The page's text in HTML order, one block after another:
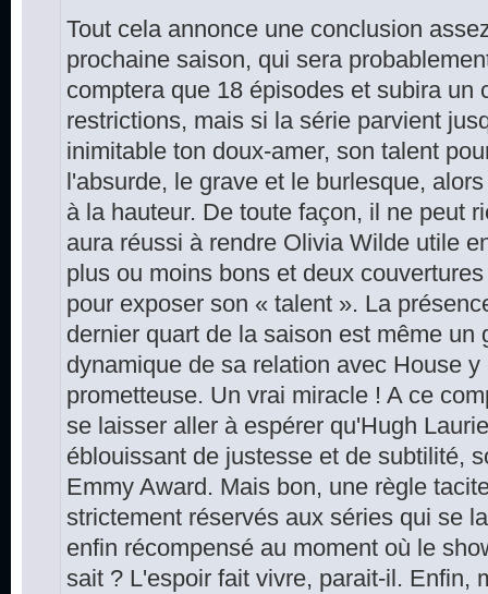
Tout cela annonce une conclusion
prochaine saison, qui sera
comptera que 18 épisodes et subira un
restrictions, mais si la série parvient
inimitable ton doux-amer, son talent
l'absurde, le grave et le burlesque,
à la hauteur. De toute façon, il ne peut
aura réussi à rendre Olivia Wilde utile
plus ou moins bons et deux
pour exposer son « talent ». La
dernier quart de la saison est même un
dynamique de sa relation avec House
prometteuse. Un vrai miracle ! A ce
se laisser aller à espérer qu'Hugh
éblouissant de justesse et de subtilité,
Emmy Award. Mais bon, une règle
strictement réservés aux séries qui se
enfin récompensé au moment où le
sait ? L'espoir fait vivre, parait-il. Enfin,